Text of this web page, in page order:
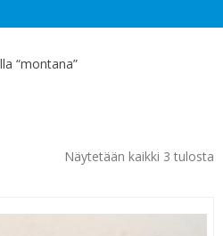
“montana”
Näytetään kaikki 3 tulosta